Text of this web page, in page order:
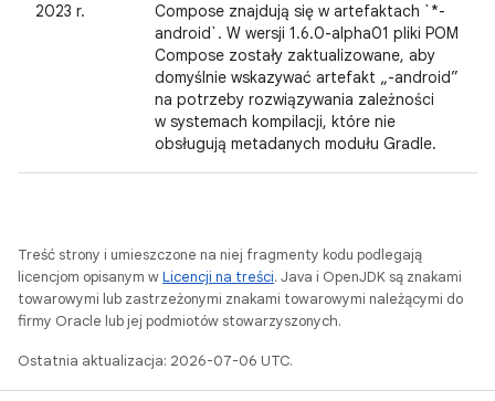
2023 r.
Compose znajdują się w artefaktach `*-
android`. W wersji 1.6.0-alpha01 pliki POM
Compose zostały zaktualizowane, aby
domyślnie wskazywać artefakt „-android”
na potrzeby rozwiązywania zależności
w systemach kompilacji, które nie
obsługują metadanych modułu Gradle.
Treść strony i umieszczone na niej fragmenty kodu podlegają
licencjom opisanym wLicencji na treści. Java i OpenJDK są znakami
towarowymi lub zastrzeżonymi znakami towarowymi należącymi do
firmy Oracle lub jej podmiotów stowarzyszonych.
Ostatnia aktualizacja: 2026-07-06 UTC.